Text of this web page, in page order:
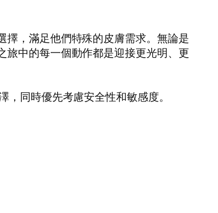
擇，滿足他們特殊的皮膚需求。無論是
旅中的每一個動作都是迎接更光明、更
同時優先考慮安全性和敏感度。